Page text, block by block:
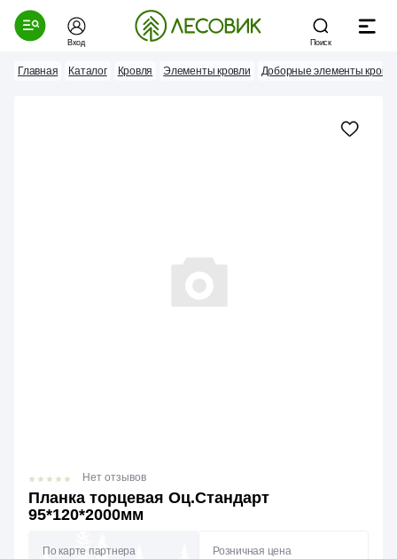
Вход Поиск
Главная Каталог Кровля Элементы кровли Доборные элементы
Планка торцевая Оц.Стандарт
95*120*2000мм
Нет отзывов
По карте партнера Розничная цена